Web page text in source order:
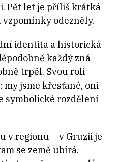
Pět let je příliš krátká
vzpomínky odezněly.
identita a historická
každý zná
trpěl. Svou roli
jsme křesťané, oni
symbolické rozdělení
v regionu – v Gruzii je
se země ubírá.